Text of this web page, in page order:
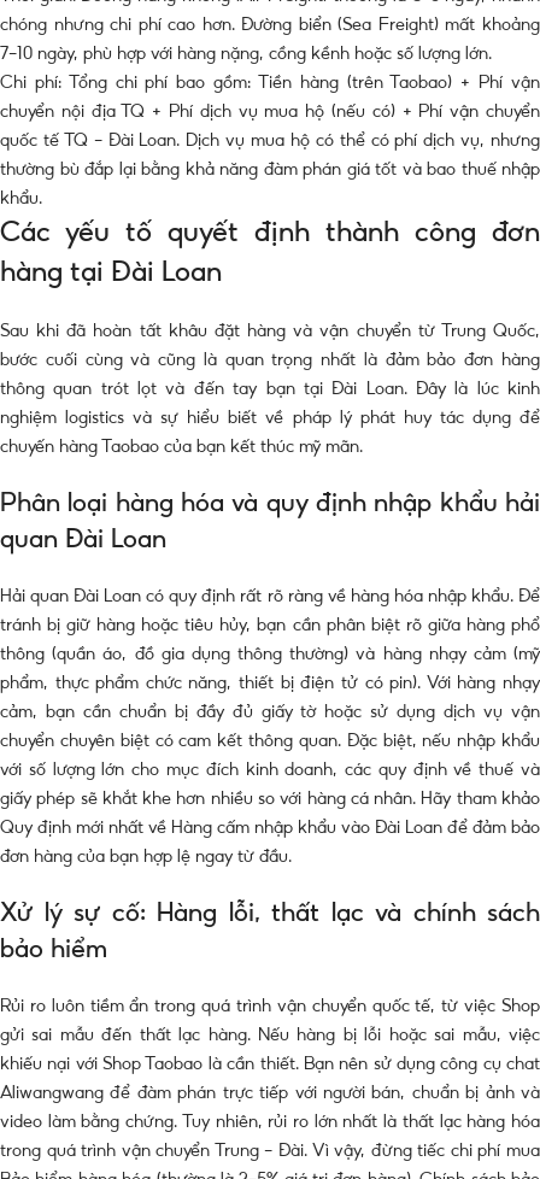
chóng nhưng chi phí cao hơn. Đường biển (Sea Freight) mất khoảng
7-10 ngày, phù hợp với hàng nặng, cồng kềnh hoặc số lượng lớn.
Chi phí: Tổng chi phí bao gồm: Tiền hàng (trên Taobao) + Phí vận
chuyển nội địa TQ + Phí dịch vụ mua hộ (nếu có) + Phí vận chuyển
quốc tế TQ – Đài Loan. Dịch vụ mua hộ có thể có phí dịch vụ, nhưng
thường bù đắp lại bằng khả năng đàm phán giá tốt và bao thuế nhập
khẩu.
Các yếu tố quyết định thành công đơn
hàng tại Đài Loan
Sau khi đã hoàn tất khâu đặt hàng và vận chuyển từ Trung Quốc,
bước cuối cùng và cũng là quan trọng nhất là đảm bảo đơn hàng
thông quan trót lọt và đến tay bạn tại Đài Loan. Đây là lúc kinh
nghiệm logistics và sự hiểu biết về pháp lý phát huy tác dụng để
chuyến hàng Taobao của bạn kết thúc mỹ mãn.
Phân loại hàng hóa và quy định nhập khẩu hải
quan Đài Loan
Hải quan Đài Loan có quy định rất rõ ràng về hàng hóa nhập khẩu. Để
tránh bị giữ hàng hoặc tiêu hủy, bạn cần phân biệt rõ giữa hàng phổ
thông (quần áo, đồ gia dụng thông thường) và hàng nhạy cảm (mỹ
phẩm, thực phẩm chức năng, thiết bị điện tử có pin). Với hàng nhạy
cảm, bạn cần chuẩn bị đầy đủ giấy tờ hoặc sử dụng dịch vụ vận
chuyển chuyên biệt có cam kết thông quan. Đặc biệt, nếu nhập khẩu
với số lượng lớn cho mục đích kinh doanh, các quy định về thuế và
giấy phép sẽ khắt khe hơn nhiều so với hàng cá nhân. Hãy tham khảo
Quy định mới nhất về Hàng cấm nhập khẩu vào Đài Loan để đảm bảo
đơn hàng của bạn hợp lệ ngay từ đầu.
Xử lý sự cố: Hàng lỗi, thất lạc và chính sách
bảo hiểm
Rủi ro luôn tiềm ẩn trong quá trình vận chuyển quốc tế, từ việc Shop
gửi sai mẫu đến thất lạc hàng. Nếu hàng bị lỗi hoặc sai mẫu, việc
khiếu nại với Shop Taobao là cần thiết. Bạn nên sử dụng công cụ chat
Aliwangwang để đàm phán trực tiếp với người bán, chuẩn bị ảnh và
video làm bằng chứng. Tuy nhiên, rủi ro lớn nhất là thất lạc hàng hóa
trong quá trình vận chuyển Trung – Đài. Vì vậy, đừng tiếc chi phí mua